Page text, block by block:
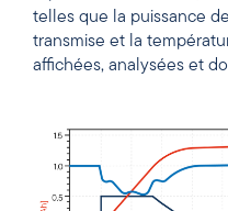
telles que la puissance
transmise et la
affichées, analysées et